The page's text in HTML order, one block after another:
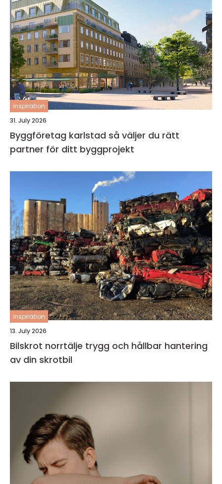
inspiration
31. July 2026
Byggföretag karlstad så väljer du rätt
partner för ditt byggprojekt
inspiration
13. July 2026
Bilskrot norrtälje trygg och hållbar hantering
av din skrotbil